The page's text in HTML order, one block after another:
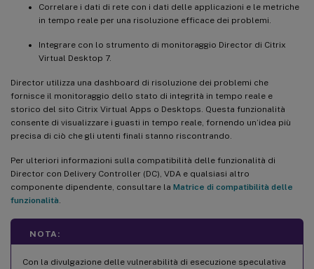
Correlare i dati di rete con i dati delle applicazioni e le metriche
in tempo reale per una risoluzione efficace dei problemi.
Integrare con lo strumento di monitoraggio Director di Citrix
Virtual Desktop 7.
Director utilizza una dashboard di risoluzione dei problemi che
fornisce il monitoraggio dello stato di integrità in tempo reale e
storico del sito Citrix Virtual Apps o Desktops. Questa funzionalità
consente di visualizzare i guasti in tempo reale, fornendo un’idea più
precisa di ciò che gli utenti finali stanno riscontrando.
Per ulteriori informazioni sulla compatibilità delle funzionalità di
Director con Delivery Controller (DC), VDA e qualsiasi altro
componente dipendente, consultare la Matrice di compatibilità delle
funzionalità
NOTA:
Con la divulgazione delle vulnerabilità di esecuzione speculativa